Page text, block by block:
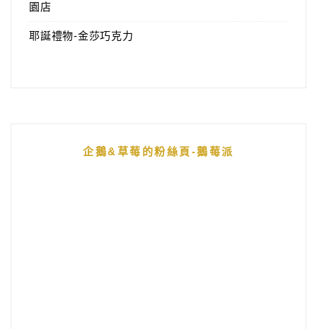
園店
耶誕禮物-金莎巧克力
企鵝&草莓的粉絲頁-鵝莓派